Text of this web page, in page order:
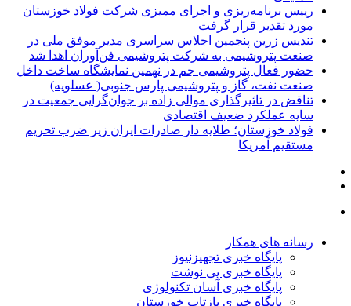
رییس برنامه‌ریزی و اجرای ممیزی شرکت فولاد خوزستان
مورد تقدیر قرار گرفت
تندیس زرین پنجمین اجلاس سراسری مدیر موفق ملی در
صنعت پتروشیمی به شرکت پتروشیمی فن‌آوران اهدا شد
حضور فعال پتروشیمی جم در نهمین نمایشگاه ساخت داخل
صنعت نفت، گاز و پتروشیمی پارس جنوبی( عسلویه)
تناقض در تاثیرگذاری موالی زاده بر جوان‌گرایی جمعیت در
سایه عملکرد ضعیف اقتصادی
فولاد خوزستان؛ طلایه دار صادرات ایران زیر ضرب تحریم
مستقیم آمریکا
رسانه های همکار
پایگاه خبری تجهیزنیوز
پایگاه خبری پی نوشت
پایگاه خبری آسان تکنولوژی
پایگاه خبری بازتاب خوزستان